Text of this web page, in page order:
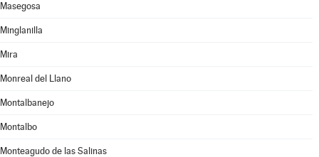
Masegosa
Minglanilla
Mira
Monreal del Llano
Montalbanejo
Montalbo
Monteagudo de las Salinas